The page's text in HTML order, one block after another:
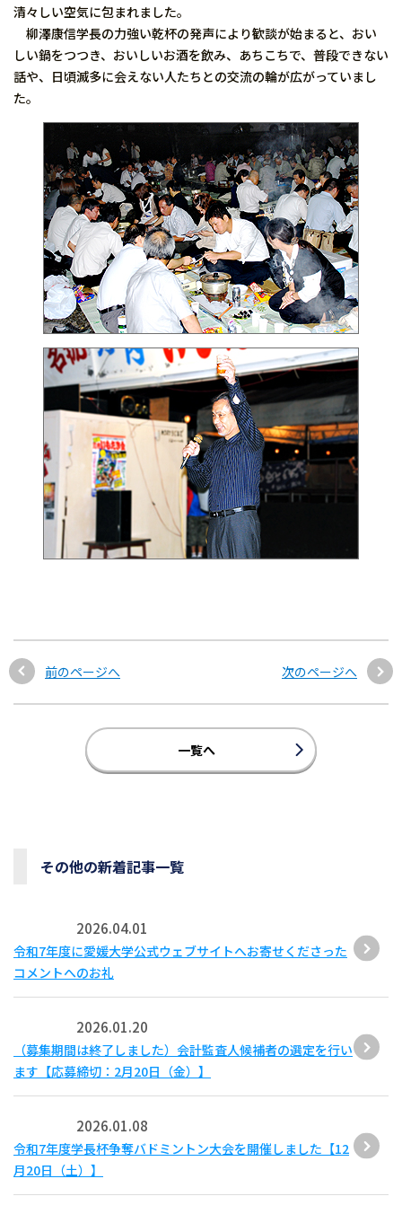
清々しい空気に包まれました。
柳澤康信学長の力強い乾杯の発声により歓談が始まると、おい
しい鍋をつつき、おいしいお酒を飲み、あちこちで、普段できない
話や、日頃滅多に会えない人たちとの交流の輪が広がっていまし
た。
前のページへ 次のページへ
一覧へ
その他の新着記事一覧
2026.04.01
令和7年度に愛媛大学公式ウェブサイトへお寄せくださった
コメントへのお礼
2026.01.20
（募集期間は終了しました）会計監査人候補者の選定を行い
ます【応募締切：2月20日（金）】
2026.01.08
令和7年度学長杯争奪バドミントン大会を開催しました【12
月20日（土）】